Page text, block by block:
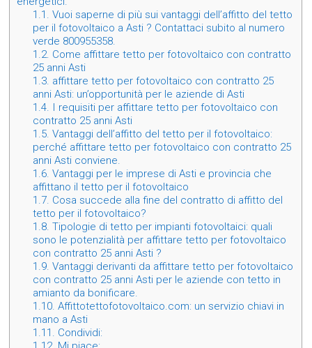
1.1. Vuoi saperne di più sui vantaggi dell’affitto del tetto
per il fotovoltaico a Asti ? Contattaci subito al numero
verde 800955358.
1.2. Come affittare tetto per fotovoltaico con contratto
25 anni Asti
1.3. affittare tetto per fotovoltaico con contratto 25
anni Asti: un’opportunità per le aziende di Asti
1.4. I requisiti per affittare tetto per fotovoltaico con
contratto 25 anni Asti
1.5. Vantaggi dell’affitto del tetto per il fotovoltaico:
perché affittare tetto per fotovoltaico con contratto 25
anni Asti conviene.
1.6. Vantaggi per le imprese di Asti e provincia che
affittano il tetto per il fotovoltaico
1.7. Cosa succede alla fine del contratto di affitto del
tetto per il fotovoltaico?
1.8. Tipologie di tetto per impianti fotovoltaici: quali
sono le potenzialità per affittare tetto per fotovoltaico
con contratto 25 anni Asti ?
1.9. Vantaggi derivanti da affittare tetto per fotovoltaico
con contratto 25 anni Asti per le aziende con tetto in
amianto da bonificare.
1.10. Affittotettofotovoltaico.com: un servizio chiavi in
mano a Asti
1.11. Condividi: